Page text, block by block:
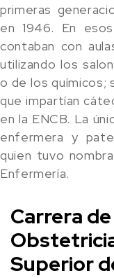
primeras
en 1946. En
contaban con
utilizando los
o de los químicos;
que impartían
en la ENCB. La
enfermera y
quien tuvo
Enfermería.
Carrera
Superior